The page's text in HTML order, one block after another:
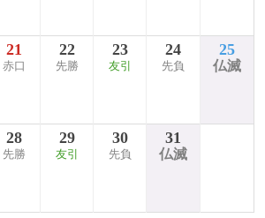
21
赤口
22
先勝
23
友引
24
先負
25
仏滅
28
先勝
29
友引
30
先負
31
仏滅